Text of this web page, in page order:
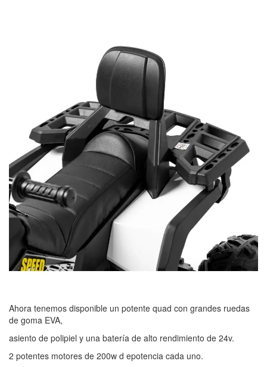
Ahora tenemos disponible un potente quad con grandes ruedas
de goma EVA,
asiento de polipiel y una batería de alto rendimiento de 24v.
2 potentes motores de 200w d epotencia cada uno.